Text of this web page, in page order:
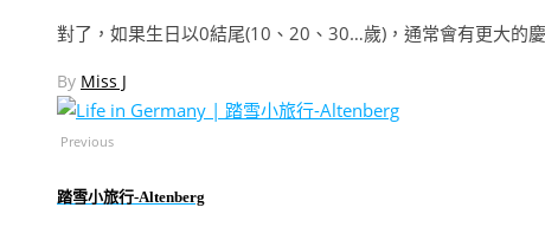
對了，如果生日以0結尾(10、20、30…歲)，通常會有更大的
By Miss J
Previous
踏雪小旅行-Altenberg